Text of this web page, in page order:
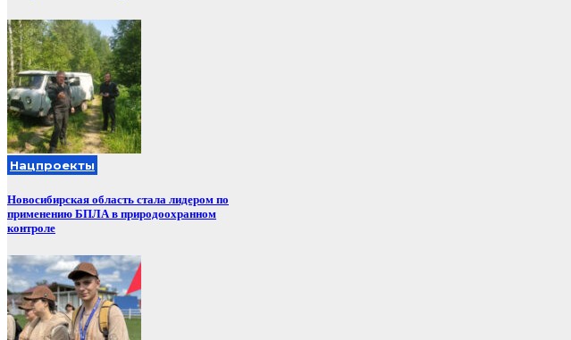
Нацпроекты
Новосибирская область стала лидером по
применению БПЛА в природоохранном
контроле